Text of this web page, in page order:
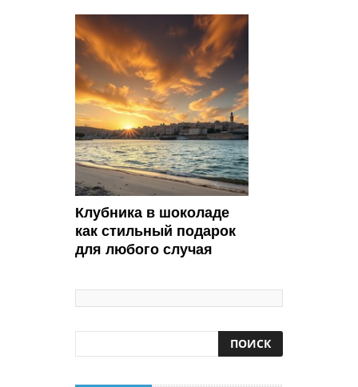
Клубника в шоколаде
как стильный подарок
для любого случая